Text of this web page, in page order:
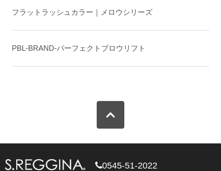
フラットラッシュカラー｜メロウシリーズ
PBL-BRAND-パーフェクトブロウリフト
0545-51-2022